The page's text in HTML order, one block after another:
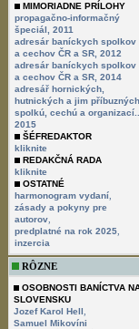
MIMORIADNE PRÍLOHY
propagačno-informačný
špeciál, 2011
adresár baníckych spolkov
a cechov ČR a SR, 2012
adresár baníckych spolkov
a cechov ČR a SR, 2014
adresář hornických,
hutnických a jim příbuzných
spolkú, cechú a organizací...
2015
ŠÉFREDAKTOR
kliknite
REDAKČNÁ RADA
kliknite
OSTATNÉ
harmonogram vydaní
zásady a pokyny pre
autorov
predplatné na rok 2025
inzercia
RÔZNE
OSOBNOSTI BANÍCTVA
SLOVENSKU
Jozef Karol Hell
Samuel Mikovíni